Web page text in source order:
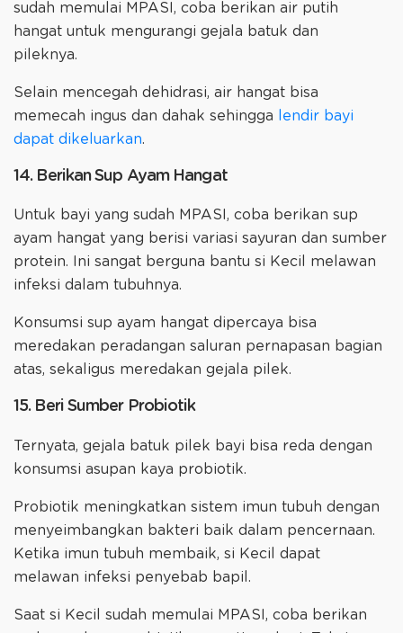
sudah memulai MPASI, coba berikan air putih
hangat untuk mengurangi gejala batuk dan
pileknya.
Selain mencegah dehidrasi, air hangat bisa
memecah ingus dan dahak sehingga lendir bayi
dapat dikeluarkan.
14. Berikan Sup Ayam Hangat
Untuk bayi yang sudah MPASI, coba berikan sup
ayam hangat yang berisi variasi sayuran dan sumber
protein. Ini sangat berguna bantu si Kecil melawan
infeksi dalam tubuhnya.
Konsumsi sup ayam hangat dipercaya bisa
meredakan peradangan saluran pernapasan bagian
atas, sekaligus meredakan gejala pilek.
15. Beri Sumber Probiotik
Ternyata, gejala batuk pilek bayi bisa reda dengan
konsumsi asupan kaya probiotik.
Probiotik meningkatkan sistem imun tubuh dengan
menyeimbangkan bakteri baik dalam pencernaan.
Ketika imun tubuh membaik, si Kecil dapat
melawan infeksi penyebab bapil.
Saat si Kecil sudah memulai MPASI, coba berikan